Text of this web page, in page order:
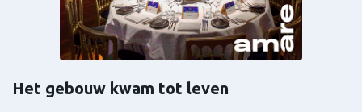
Het gebouw kwam tot leven